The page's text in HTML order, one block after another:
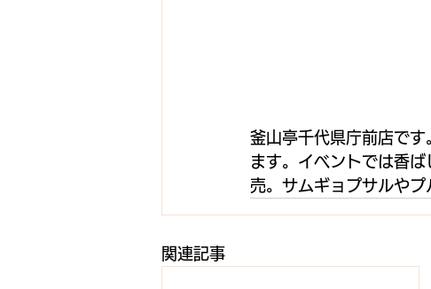
釜山亭千代県庁前店で
ます。イベントでは香
売。サムギョプサルやプ
関連記事